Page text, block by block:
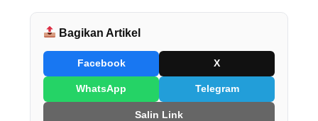
Bagikan Artikel
Facebook X
WhatsApp Telegram
Salin Link